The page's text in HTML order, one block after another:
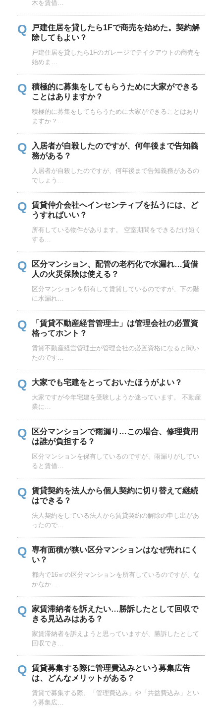
木を賃借…
Q
戸建住居を貸したら1Fで商売を始めた。契約解
除してもよい？
戸建住居を貸したら1Fのガレージでテイクアウトの商売を
始めま…
Q 積極的に募集をしてもらうために大家ができる
ことはありますか？
積極的に募集をしてもらうために大家ができることはあり
ますか？…
Q
入居者が自殺したのですが、何年後まで告知義
務がある？
入居者が自殺したのですが、何年後まで告知義務があるの
でしょう…
Q 賃貸仲介会社へインセンティブを払うには、ど
うすればいい？
所有している物件があります。 空室期間をできるだけ短く
する…
Q
区分マンション、配管の老朽化で水漏れ…賃借
人の火災保険は使える？
区分マンションを所有して賃貸しているのですが、下の階
に水漏れ…
Q
「賃貸不動産経営管理士」は管理会社の必置資
格ってホント？
賃貸不動産経営管理士が管理会社の必置資格になると聞い
たのです…
Q 大家でも宅建をとっておいたほうがよい？
大家ですが今年宅建を受験しようか迷っています。 不動産
業に…
Q
区分マンションで雨漏り…この場合、修理費用
は誰が負担する？
区分マンションを保有しているのですが、雨漏りがしてい
ると賃借…
Q 賃貸契約を法人から個人契約に切り替えて継続
はできる？
法人契約をしている法人から賃貸契約の解除の申し出があ
ったので…
Q 専有面積が狭い区分マンションはなぜ売れにく
い？
都内で16㎡の区分マンションを所有しているのですが、な
かなか…
Q 家賃滞納者を訴えたい…勝訴したとして回収で
きる見込みはある？
家賃滞納者を訴えようと思っていますが、勝訴したとして
回収でき…
Q 賃貸募集する際に管理費込みという募集広告
は、どんなメリットがある？
賃貸で募集する際、「管理費込み」や「共益費込み」とい
う募集広…